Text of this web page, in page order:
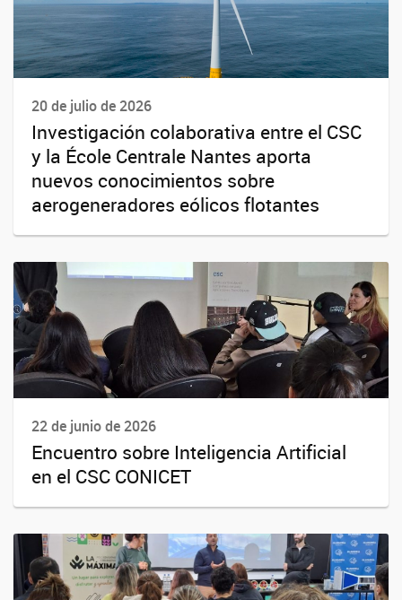
20 de julio de 2026
Investigación colaborativa entre el CSC
y la École Centrale Nantes aporta
nuevos conocimientos sobre
aerogeneradores eólicos flotantes
22 de junio de 2026
Encuentro sobre Inteligencia Artificial
en el CSC CONICET